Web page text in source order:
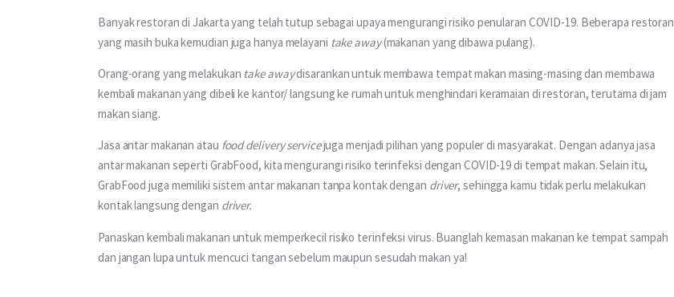
Banyak restoran di Jakarta yang telah tutup sebagai upaya mengurangi risiko penularan COVID-19. Beberapa restoran
yang masih buka kemudian juga hanya melayani take away (makanan yang dibawa pulang).
Orang-orang yang melakukan take away disarankan untuk membawa tempat makan masing-masing dan membawa
kembali makanan yang dibeli ke kantor/ langsung ke rumah untuk menghindari keramaian di restoran, terutama di jam
makan siang.
Jasa antar makanan atau food delivery service juga menjadi pilihan yang populer di masyarakat. Dengan adanya jasa
antar makanan seperti GrabFood, kita mengurangi risiko terinfeksi dengan COVID-19 di tempat makan. Selain itu,
GrabFood juga memiliki sistem antar makanan tanpa kontak dengan driver, sehingga kamu tidak perlu melakukan
kontak langsung dengan driver.
Panaskan kembali makanan untuk memperkecil risiko terinfeksi virus. Buanglah kemasan makanan ke tempat sampah
dan jangan lupa untuk mencuci tangan sebelum maupun sesudah makan ya!